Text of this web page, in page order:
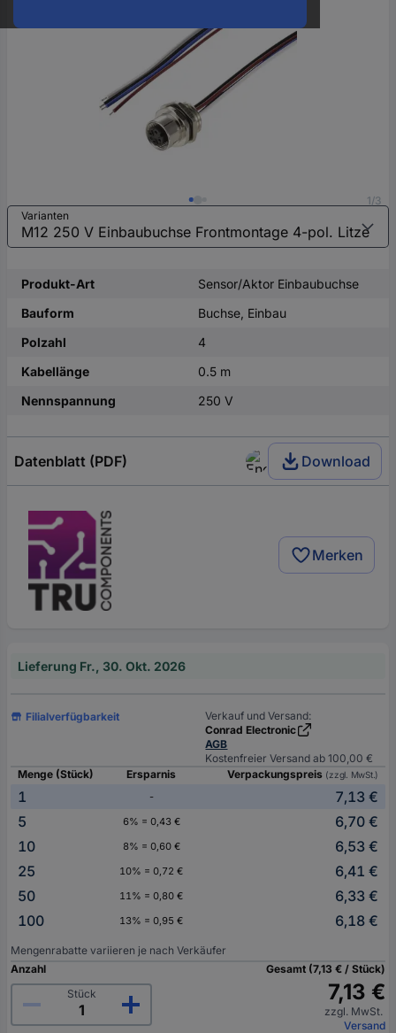
1/3
Varianten
Produkt-Art
Sensor/Aktor Einbaubuchse
Bauform
Buchse, Einbau
Polzahl
4
Kabellänge
0.5 m
Nennspannung
250 V
Datenblatt (PDF) Download
Merken
Lieferung Fr., 30. Okt. 2026
Filialverfügbarkeit
Verkauf und Versand:
Conrad Electronic
AGB
Kostenfreier Versand ab 100,00 €
Menge (Stück)
Ersparnis Verpackungspreis (zzgl. MwSt.)
1 -
7,13 €
5
6% = 0,43 €
6,70 €
10
8% = 0,60 €
6,53 €
25
10% = 0,72 €
6,41 €
50
11% = 0,80 €
6,33 €
100
13% = 0,95 € 6,18 €
Mengenrabatte variieren je nach Verkäufer
Anzahl
Stück
Gesamt (7,13 € / Stück)
7,13 €
zzgl. MwSt.
Versand